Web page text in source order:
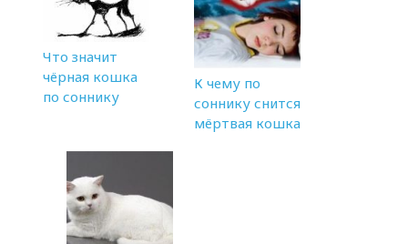
Что значит
чёрная кошка
по соннику
К чему по
соннику снится
мёртвая кошка